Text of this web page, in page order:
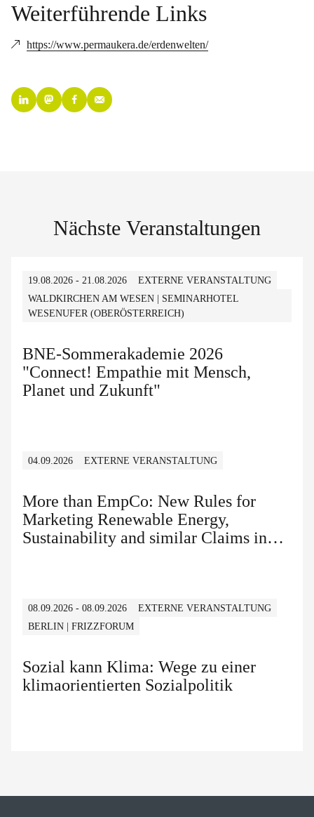
Weiterführende Links
https://www.permaukera.de/erdenwelten/
Nächste Veranstaltungen
19.08.2026 - 21.08.2026
EXTERNE VERANSTALTUNG
WALDKIRCHEN AM WESEN | SEMINARHOTEL
WESENUFER (OBERÖSTERREICH)
BNE-Sommerakademie 2026
"Connect! Empathie mit Mensch,
Planet und Zukunft"
04.09.2026 EXTERNE VERANSTALTUNG
More than EmpCo: New Rules for
Marketing Renewable Energy,
Sustainability and similar Claims in
08.09.2026 - 08.09.2026
EXTERNE VERANSTALTUNG
BERLIN | FRIZZFORUM
Sozial kann Klima: Wege zu einer
klimaorientierten Sozialpolitik